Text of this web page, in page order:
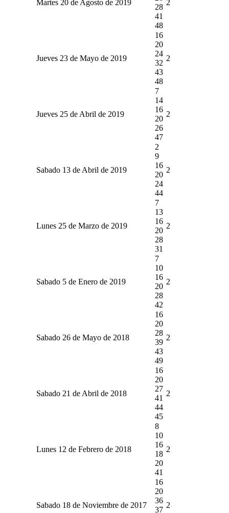
Martes 20 de Agosto de 2019
28
41
48
2
Jueves 23 de Mayo de 2019
16
20
24
32
43
48
2
Jueves 25 de Abril de 2019
7
14
16
20
26
47
2
Sabado 13 de Abril de 2019
2
9
16
20
24
44
2
Lunes 25 de Marzo de 2019
7
13
16
20
28
31
2
Sabado 5 de Enero de 2019
7
10
16
20
28
42
2
Sabado 26 de Mayo de 2018
16
20
28
39
43
49
2
Sabado 21 de Abril de 2018
16
20
27
41
44
45
2
Lunes 12 de Febrero de 2018
8
10
16
18
20
41
2
Sabado 18 de Noviembre de 2017
16
20
36
37
2